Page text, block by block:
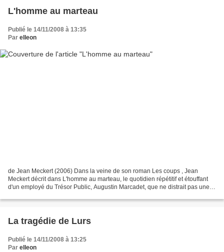
L'homme au marteau
Publié le 14/11/2008 à 13:35
Par elleon
de Jean Meckert (2006) Dans la veine de son roman Les coups , Jean
Meckert décrit dans L'homme au marteau, le quotidien répétitif et étouffant
d'un employé du Trésor Public, Augustin Marcadet, que ne distrait pas une
La tragédie de Lurs
Publié le 14/11/2008 à 13:25
Par elleon